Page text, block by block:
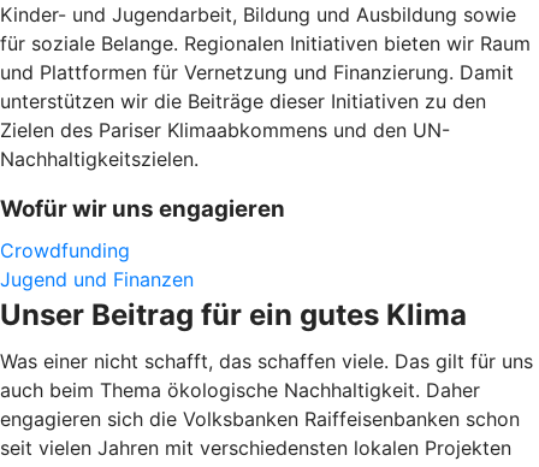
Kinder- und Jugendarbeit, Bildung und Ausbildung sowie
für soziale Belange. Regionalen Initiativen bieten wir Raum
und Plattformen für Vernetzung und Finanzierung. Damit
unterstützen wir die Beiträge dieser Initiativen zu den
Zielen des Pariser Klimaabkommens und den UN-
Nachhaltigkeitszielen.
Wofür wir uns engagieren
Crowdfunding
Jugend und Finanzen
Unser Beitrag für ein gutes Klima
Was einer nicht schafft, das schaffen viele. Das gilt für uns
auch beim Thema ökologische Nachhaltigkeit. Daher
engagieren sich die Volksbanken Raiffeisenbanken schon
seit vielen Jahren mit verschiedensten lokalen Projekten